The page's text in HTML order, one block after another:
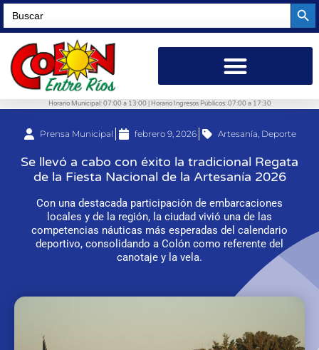
Search
for:
Horario Municipal: 07:00 a 13:00 | Horario Ingresos Públicos: 07:00 a 17:30
Prensa Municipal febrero 9, 2026 Artesanía Deporte
Se llevó a cabo con éxito la tradicional Regata
de la Fiesta Nacional de la Artesanía 2026
Con una destacada participación de embarcaciones
locales y de la región, la ciudad vivió una de las
competencias náuticas más esperadas del calendario
deportivo, consolidando a Colón como referente del
canotaje y la vela.